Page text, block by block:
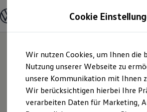
Hauptinhalt
springen
Footer
springen
Modelle und Konfigurator
Konfigurator
Modelle vergleichen
Elektroautos
ENERGY Sondermodelle
Nutzfahrzeuge
SUV und CUV
Familienautos
Kombis
SEVO
Cookie
Wir nutzen Cookies, um Ihnen die
Nutzung unserer Webseite zu
unsere Kommunikation mit Ihnen
Wir berücksichtigen hierbei Ihre
verarbeiten Daten für Marketing,